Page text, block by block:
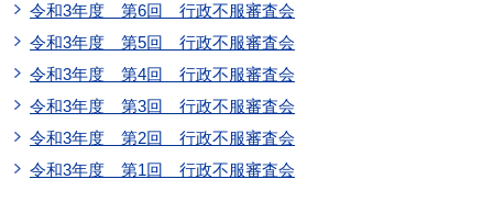
令和3年度 第6回 行政不服審査会
令和3年度 第5回 行政不服審査会
令和3年度 第4回 行政不服審査会
令和3年度 第3回 行政不服審査会
令和3年度 第2回 行政不服審査会
令和3年度 第1回 行政不服審査会